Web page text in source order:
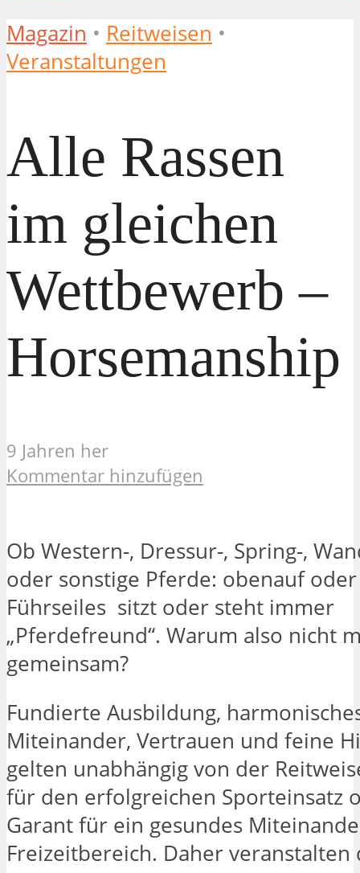
Magazin • Reitweisen •
Veranstaltungen
Alle Rassen
im gleichen
Wettbewerb –
Horsemanship
9 Jahren her
Kommentar hinzufügen
Ob Western-, Dressur-, Spring-,
oder sonstige Pferde: obenauf
Führseiles sitzt oder steht immer
„Pferdefreund“. Warum also nicht
gemeinsam?
Fundierte Ausbildung,
Miteinander, Vertrauen und feine
gelten unabhängig von der
für den erfolgreichen Sporteinsatz
Garant für ein gesundes
Freizeitbereich. Daher veranstalten